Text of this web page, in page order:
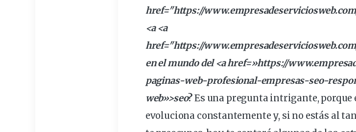
href="https://www
<a <a
href="https://
en elmundodel <a href=»https://
paginas-web-profesional-empresas-seo-
web»>seo?Es una pregunta intrigante, porque
evoluciona constantemente y, si no estás al